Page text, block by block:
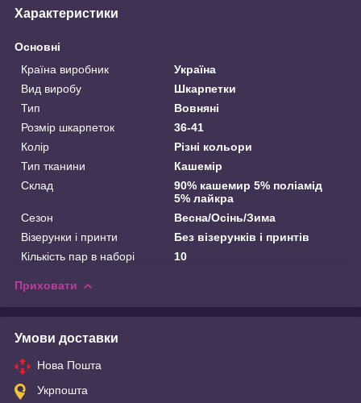
Характеристики
Основні
Країна виробник
Україна
Вид виробу
Шкарпетки
Тип
Вовняні
Розмір шкарпеток
36-41
Колір
Різні кольори
Тип тканини
Кашемір
Склад
90% кашемир 5% поліамід
5% лайкра
Сезон
Весна/Осінь/Зима
Візерунки і принти
Без візерунків і принтів
Кількість пар в наборі
10
Приховати
Умови доставки
Нова Пошта
Укрпошта